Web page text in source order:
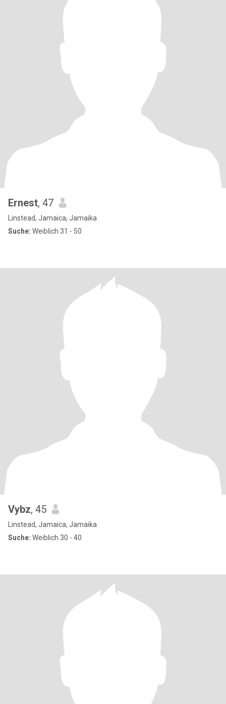
Ernest, 47
Linstead, Jamaica, Jamaika
Suche: Weiblich 31 - 50
Vybz, 45
Linstead, Jamaica, Jamaika
Suche: Weiblich 30 - 40